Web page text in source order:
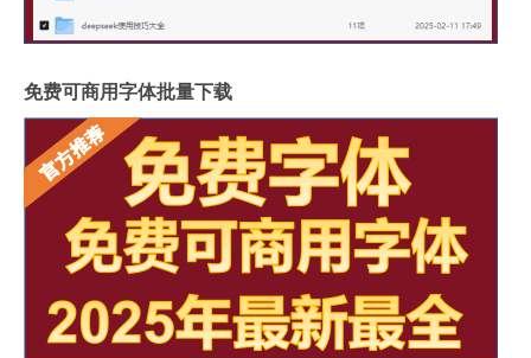
免费可商用字体批量下载